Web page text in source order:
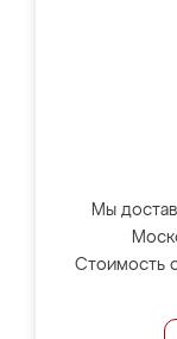
Мы
Стоимость